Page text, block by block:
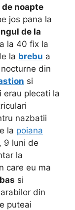
noapte
jos pana la
de la
la 40 fix la
la brebu a
din
si
erau plecati la
nazbatii
la poiana
, 9 luni de
la
care eu ma
si
din
puteai